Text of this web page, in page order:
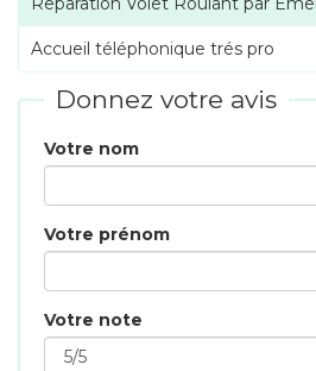
Accueil téléphonique trés pro
Donnez votre avis
Votre nom
Votre prénom
Votre note